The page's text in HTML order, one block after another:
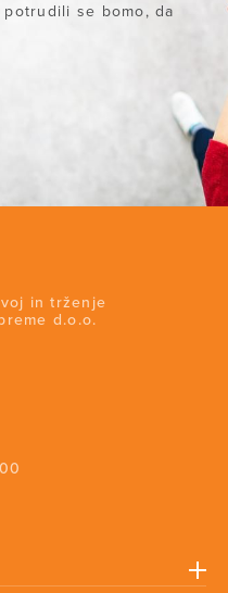
se bomo, da
in trženje
d.o.o.